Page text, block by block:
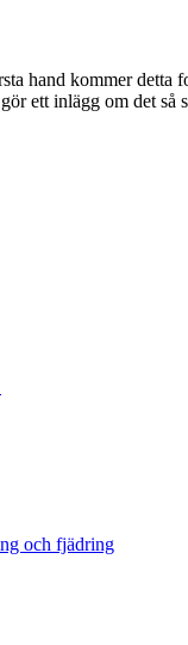
hand kommer
ett inlägg om det
och fjädring